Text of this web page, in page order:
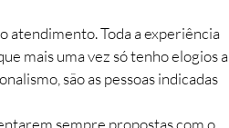
atendimento. Toda a experiência
mais uma vez só tenho elogios a
são as pessoas indicadas
sempre propostas com o